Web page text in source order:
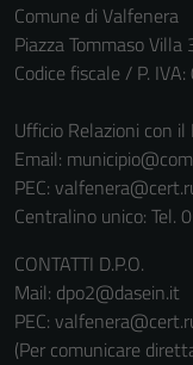
Comune di Valfenera
Piazza Tommaso
Codice fiscale / P.
Ufficio Relazioni con il
Email:
PEC:
Centralino unico: Tel.
CONTATTI D.P.O.
Mail: dpo2@dasein.it
PEC:
(Per comunicare